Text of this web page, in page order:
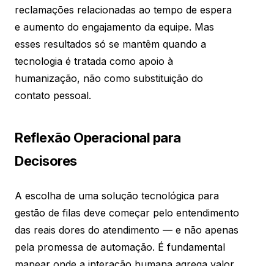
reclamações relacionadas ao tempo de espera
e aumento do engajamento da equipe. Mas
esses resultados só se mantêm quando a
tecnologia é tratada como apoio à
humanização, não como substituição do
contato pessoal.
Reflexão Operacional para
Decisores
A escolha de uma solução tecnológica para
gestão de filas deve começar pelo entendimento
das reais dores do atendimento — e não apenas
pela promessa de automação. É fundamental